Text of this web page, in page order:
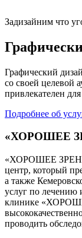
Задизайним что
Графический
со своей целевой
привлекателен для
Подробнее об
«ХОРОШЕЕ
«ХОРОШЕЕ
центр, который
а также
услуг по лечению
клинике
проводить